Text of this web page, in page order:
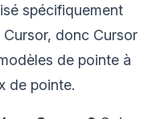
spécifiquement
donc Cursor
de pointe à
de pointe.